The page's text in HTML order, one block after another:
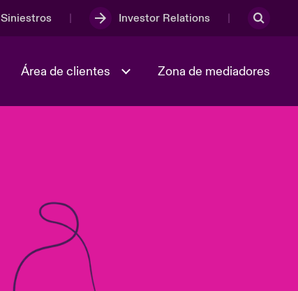
Siniestros Investor Relations
Área de clientes Zona de mediadores